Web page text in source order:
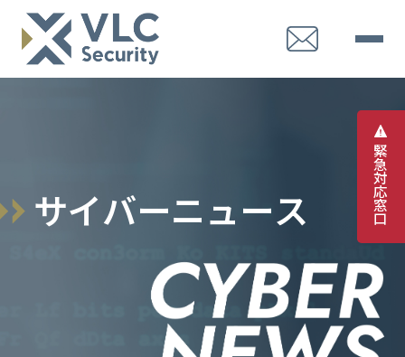
緊
急
対
応
窓
口
サイバーニュース